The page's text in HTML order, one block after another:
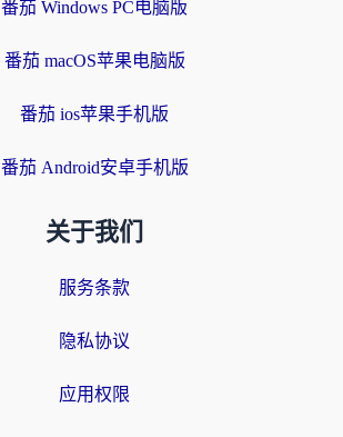
番茄 Windows PC电脑版
番茄 macOS苹果电脑版
番茄 ios苹果手机版
番茄 Android安卓手机版
关于我们
服务条款
隐私协议
应用权限